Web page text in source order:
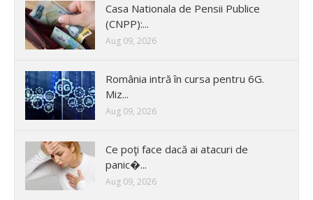
Casa Nationala de Pensii Publice
(CNPP):...
Aug 09, 2026
România intră în cursa pentru 6G.
Miz...
Aug 09, 2026
Ce poţi face dacă ai atacuri de
panic�...
Aug 09, 2026